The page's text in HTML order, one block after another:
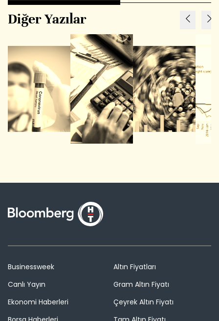
Diğer Yazılar
Businessweek
Canlı Yayın
Ekonomi Haberleri
Altın Fiyatları
Gram Altın Fiyatı
Çeyrek Altın Fiyatı